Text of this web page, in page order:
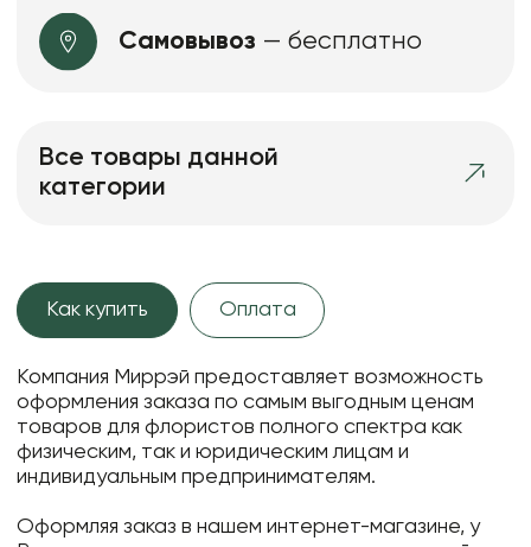
Самовывоз — бесплатно
Все товары данной
категории
Как купить Оплата
Компания Миррэй предоставляет возможность
оформления заказа по самым выгодным ценам
товаров для флористов полного спектра как
физическим, так и юридическим лицам и
индивидуальным предпринимателям.
Оформляя заказ в нашем интернет-магазине, у